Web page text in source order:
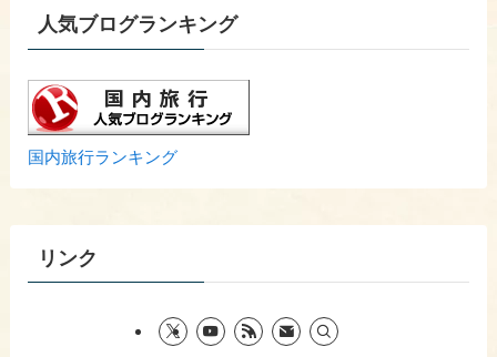
人気ブログランキング
国内旅行ランキング
リンク